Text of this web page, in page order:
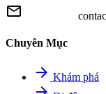
mail
Chuyên Mục
arrow_forward Khám phá